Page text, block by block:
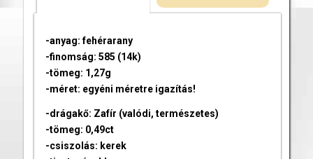
-anyag: fehérarany
-finomság: 585 (14k)
-tömeg: 1,27g
-méret: egyéni méretre igazítás!
-drágakő: Zafír (valódi, természetes)
-tömeg: 0,49ct
-csiszolás: kerek